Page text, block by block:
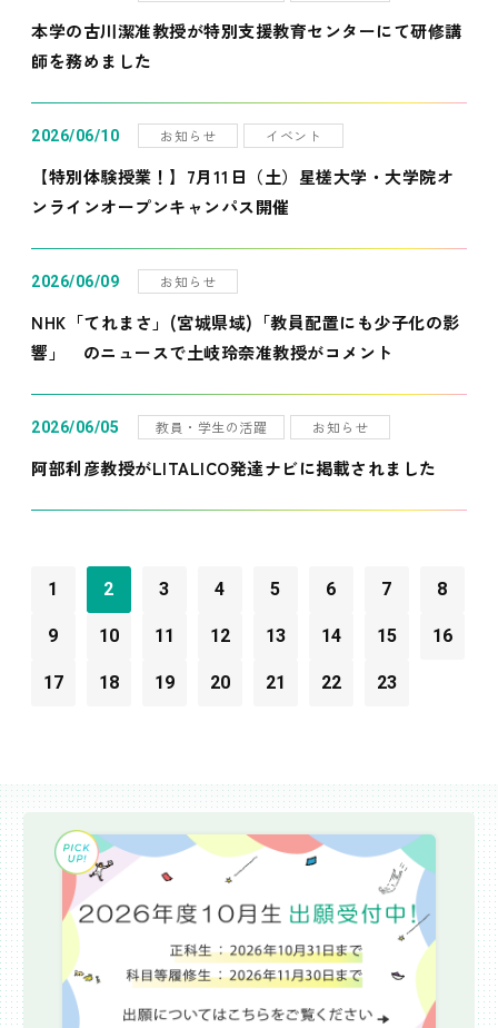
本学の古川潔准教授が特別支援教育センターにて研修講
師を務めました
2026/06/10 お知らせ イベント
【特別体験授業！】7月11日（土）星槎大学・大学院オ
ンラインオープンキャンパス開催
2026/06/09 お知らせ
NHK「てれまさ」(宮城県域)「教員配置にも少子化の影
響」 のニュースで土岐玲奈准教授がコメント
2026/06/05 教員・学生の活躍 お知らせ
阿部利彦教授がLITALICO発達ナビに掲載されました
1 2 3 4 5 6 7 8
9 10 11 12 13 14 15 16
17 18 19 20 21 22 23